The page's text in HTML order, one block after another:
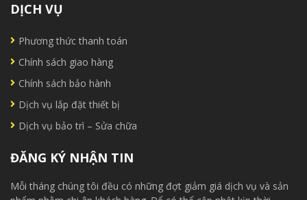
DỊCH VỤ
Phương thức thanh toán
Chính sách giao hàng
Chính sách bảo hành
Dịch vụ lắp đặt thiết bị
Dịch vụ bảo trì – Sửa chữa
ĐĂNG KÝ NHẬN TIN
Mỗi tháng chúng tôi đều có những đợt giảm giá dịch vụ và sản